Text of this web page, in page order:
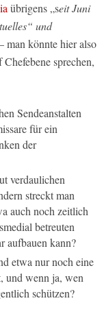
übrigens „seit Juni
und
könnte hier also
sprechen,
Sendeanstalten
für ein
der
verdaulichen
streckt man
auch noch zeitlich
betreuten
aufbauen kann?
etwa nur noch eine
und wenn ja, wen
schützen?